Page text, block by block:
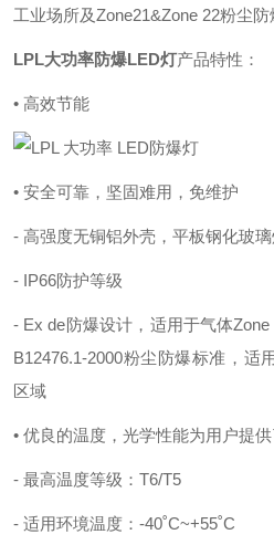
工业场所及Zone21&Zone 22粉尘防
LPL大功率防爆LED灯产品特性：
• 高效节能
• 安全可靠，坚固难用，免维护
- 高强度无铜铝外壳，平板钢化玻
- IP66防护等级
- Ex de防爆设计，适用于气体
B12476.1-2000粉尘防爆标准，适
区域
• 优良的温度，光学性能为用户提
- 最高温度等级：T6/T5
- 适用环境温度：-40˚C~+55˚C